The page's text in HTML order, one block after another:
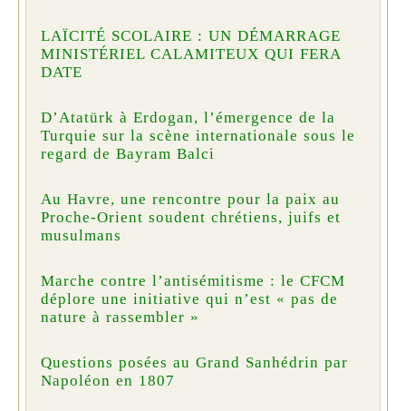
LAÏCITÉ SCOLAIRE : UN DÉMARRAGE
MINISTÉRIEL CALAMITEUX QUI FERA
DATE
D’Atatürk à Erdogan, l’émergence de la
Turquie sur la scène internationale sous le
regard de Bayram Balci
Au Havre, une rencontre pour la paix au
Proche-Orient soudent chrétiens, juifs et
musulmans
Marche contre l’antisémitisme : le CFCM
déplore une initiative qui n’est « pas de
nature à rassembler »
Questions posées au Grand Sanhédrin par
Napoléon en 1807